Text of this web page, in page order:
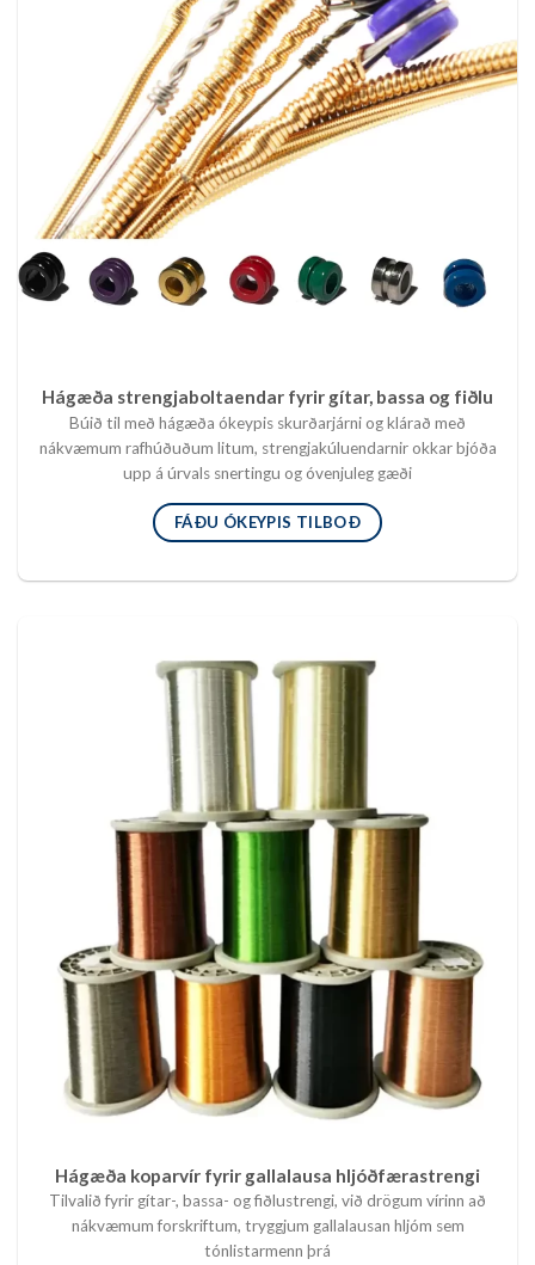
Hágæða strengjaboltaendar fyrir gítar, bassa og fiðlu
Búið til með hágæða ókeypis skurðarjárni og klárað með
nákvæmum rafhúðuðum litum, strengjakúluendarnir okkar bjóða
upp á úrvals snertingu og óvenjuleg gæði
FÁÐU ÓKEYPIS TILBOÐ
Hágæða koparvír fyrir gallalausa hljóðfærastrengi
Tilvalið fyrir gítar-, bassa- og fiðlustrengi, við drögum vírinn að
nákvæmum forskriftum, tryggjum gallalausan hljóm sem
tónlistarmenn þrá